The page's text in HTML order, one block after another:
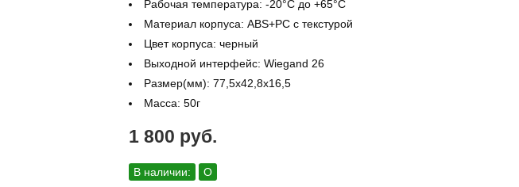
Рабочая температура: -20°С до +65°С
Материал корпуса: ABS+PC с текстурой
Цвет корпуса: черный
Выходной интерфейс: Wiegand 26
Размер(мм): 77,5х42,8х16,5
Масса: 50г
1 800 руб.
В наличии: О